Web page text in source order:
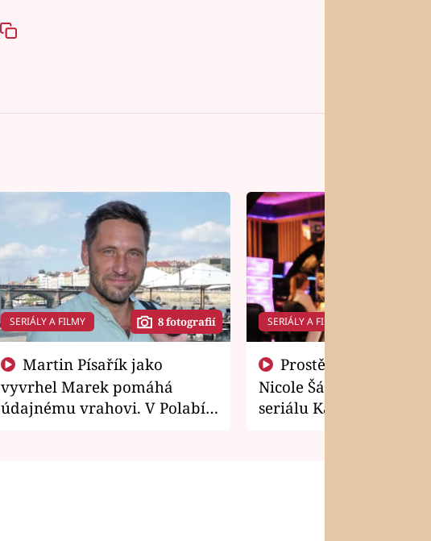
SERIÁLY A FILMY 8 fotografií
vyvrhel Marek pomáhá
údajnému vrahovi. V Polabí
SERIÁLY A FILMY
Nicole Šáchová získala
seriálu Kamarádi